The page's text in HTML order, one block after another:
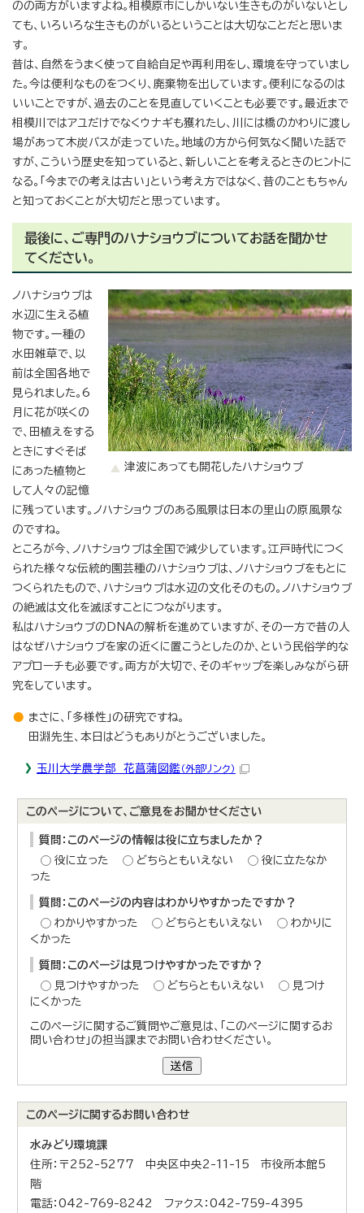
のの両方がいますよね。相模原市にしかいない生きものがいないとし
ても、いろいろな生きものがいるということは大切なことだと思いま
す。
昔は、自然をうまく使って自給自足や再利用をし、環境を守っていまし
た。今は便利なものをつくり、廃棄物を出しています。便利になるのは
いいことですが、過去のことを見直していくことも必要です。最近まで
相模川ではアユだけでなくウナギも獲れたし、川には橋のかわりに渡し
場があって木炭バスが走っていた。地域の方から何気なく聞いた話で
すが、こういう歴史を知っていると、新しいことを考えるときのヒントに
なる。「今までの考えは古い」という考え方ではなく、昔のこともちゃん
と知っておくことが大切だと思っています。
最後に、ご専門のハナショウブについてお話を聞かせ
てください。
津波にあっても開花したハナショウブ
ノハナショウブは
水辺に生える植
物です。一種の
水田雑草で、以
前は全国各地で
見られました。6
月に花が咲くの
で、田植えをする
ときにすぐそば
にあった植物と
して人々の記憶
に残っています。ノハナショウブのある風景は日本の里山の原風景な
のですね。
ところが今、ノハナショウブは全国で減少しています。江戸時代につく
られた様々な伝統的園芸種のハナショウブは、ノハナショウブをもとに
つくられたもので、ハナショウブは水辺の文化そのもの。ノハナショウブ
の絶滅は文化を滅ぼすことにつながります。
私はハナショウブのDNAの解析を進めていますが、その一方で昔の人
はなぜハナショウブを家の近くに置こうとしたのか、という民俗学的な
アプローチも必要です。両方が大切で、そのギャップを楽しみながら研
究をしています。
まさに、「多様性」の研究ですね。
田淵先生、本日はどうもありがとうございました。
玉川大学農学部 花菖蒲図鑑（外部リンク）
このページについて、ご意見をお聞かせください
質問：このページの情報は役に立ちましたか？
役に立った
どちらともいえない
役に立たなか
った
質問：このページの内容はわかりやすかったですか？
わかりやすかった
どちらともいえない
わかりに
くかった
質問：このページは見つけやすかったですか？
見つけやすかった
どちらともいえない
見つけ
にくかった
このページに関するご質問やご意見は、「このページに関するお
問い合わせ」の担当課までお問い合わせください。
送信
このページに関するお問い合わせ
水みどり環境課
住所：〒252-5277 中央区中央2-11-15 市役所本館5
階
電話：042-769-8242 ファクス：042-759-4395